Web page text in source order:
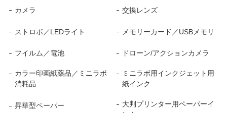
カメラ 交換レンズ
ストロボ／LEDライト メモリーカード／USBメモリ
フイルム／電池 ドローン/アクションカメラ
カラー印画紙薬品／ミニラボ
消耗品
ミニラボ用インクジェット用
紙インク
昇華型ペーパー
大判プリンター用ペーパーイ